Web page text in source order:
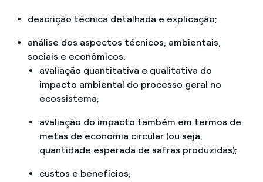
descrição técnica detalhada e explicação;
análise dos aspectos técnicos, ambientais,
sociais e econômicos:
avaliação quantitativa e qualitativa do
impacto ambiental do processo geral no
ecossistema;
avaliação do impacto também em termos de
metas de economia circular (ou seja,
quantidade esperada de safras produzidas);
custos e benefícios;